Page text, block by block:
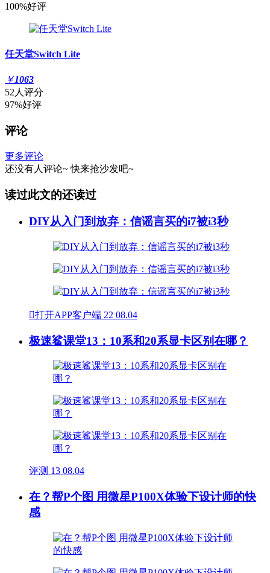
100%好评
任天堂Switch Lite
￥1063
52人评分
97%好评
评论
更多评论
还没有人评论~ 快来抢沙发吧~
读过此文的还读过
DIY从入门到放弃：信谣言买的i7被i3秒
打开APP客户端 22 08.04
极速鲨课堂13：10系和20系显卡区别在哪？
评测 13 08.04
在？帮P个图 用微星P100X体验下设计师的快
感